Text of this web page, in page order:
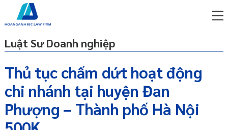
Luật Sư Doanh nghiệp
Thủ tục chấm dứt hoạt động
chi nhánh tại huyện Đan
Phượng – Thành phố Hà Nội
phí qua zalo
sư trực tuyến online
ty/doanh nghiệp